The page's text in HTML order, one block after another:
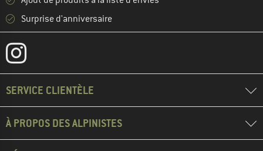
Surprise d'anniversaire
SERVICE CLIENTÈLE
À PROPOS DES ALPINISTES